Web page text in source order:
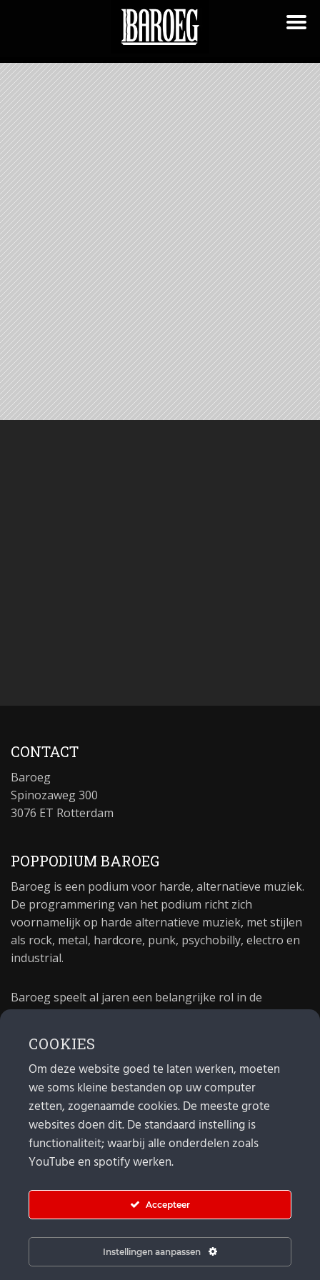
CONTACT
Baroeg
Spinozaweg 300
3076 ET Rotterdam
POPPODIUM BAROEG
Baroeg is een podium voor harde, alternatieve muziek.
De programmering van het podium richt zich
voornamelijk op harde alternatieve muziek, met stijlen
als rock, metal, hardcore, punk, psychobilly, electro en
industrial.
Baroeg speelt al jaren een belangrijke rol in de
poppodium 40 jaar.
MAIL
Algemeen: info@baroeg.nl
Bands & boeking: leon@baroeg.nl
Promotie & publiciteit: francis@baroeg.nl
COOKIES
Om deze website goed te laten werken, moeten
we soms kleine bestanden op uw computer
zetten, zogenaamde cookies. De meeste grote
websites doen dit. De standaard instelling is
functionaliteit; waarbij alle onderdelen zoals
YouTube en spotify werken.
Accepteer
Instellingen aanpassen